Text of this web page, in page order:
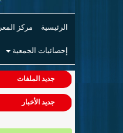
الرئيسية مركز
إحصائيات الجمعية
جديد الملفات
جديد الأخبار